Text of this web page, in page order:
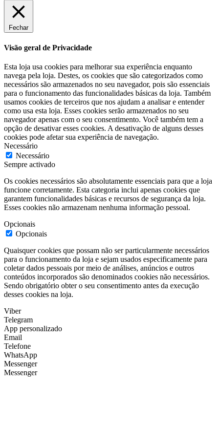
Fechar
Visão geral de Privacidade
Esta loja usa cookies para melhorar sua experiência enquanto
navega pela loja. Destes, os cookies que são categorizados como
necessários são armazenados no seu navegador, pois são essenciais
para o funcionamento das funcionalidades básicas da loja. Também
usamos cookies de terceiros que nos ajudam a analisar e entender
como usa esta loja. Esses cookies serão armazenados no seu
navegador apenas com o seu consentimento. Você também tem a
opção de desativar esses cookies. A desativação de alguns desses
cookies pode afetar sua experiência de navegação.
Necessário
Necessário
Sempre activado
Os cookies necessários são absolutamente essenciais para que a loja
funcione corretamente. Esta categoria inclui apenas cookies que
garantem funcionalidades básicas e recursos de segurança da loja.
Esses cookies não armazenam nenhuma informação pessoal.
Opcionais
Opcionais
Quaisquer cookies que possam não ser particularmente necessários
para o funcionamento da loja e sejam usados especificamente para
coletar dados pessoais por meio de análises, anúncios e outros
conteúdos incorporados são denominados cookies não necessários.
Sendo obrigatório obter o seu consentimento antes da execução
desses cookies na loja.
Viber
Telegram
App personalizado
Email
Telefone
WhatsApp
Messenger
Messenger